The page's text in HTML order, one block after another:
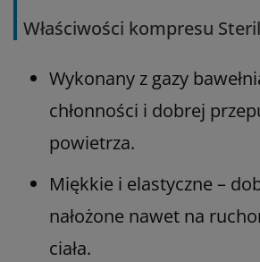
Właściwości kompresu
Wykonany z gazy
chłonności i dobrej
powietrza.
Miękkie i elastyczne –
nałożone nawet na
ciała.